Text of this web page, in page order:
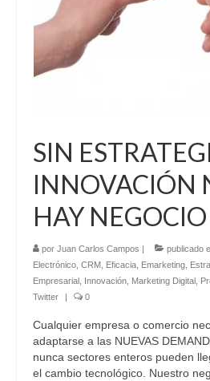
SIN
INNOVACIÓN
HAY NEGOCIO
por Juan Carlos Campos | publicado
Electrónico CRM Eficacia Emarketing
Empresarial Innovación Marketing Digital
Twitter
| 0
Cualquier empresa o comercio
adaptarse a las NUEVAS
nunca sectores enteros pueden
el cambio tecnológico. Nuestro